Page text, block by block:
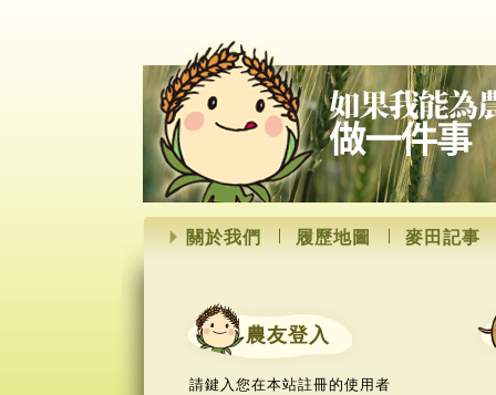
關於我們 履歷地圖 麥田記事
農友登入
請鍵入您在本站註冊的使用者